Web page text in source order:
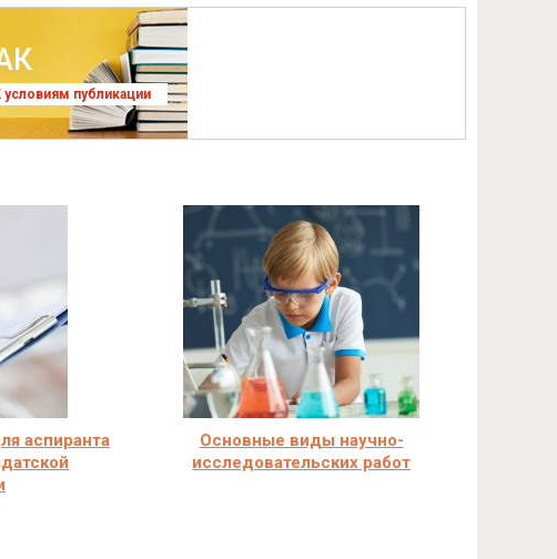
условиям публикации
аспиранта
Основные виды научно-
исследовательских работ